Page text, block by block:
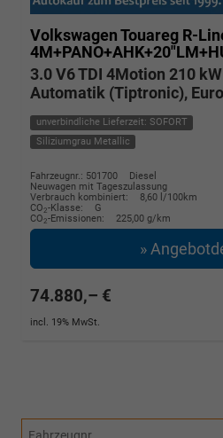
Volkswagen Touareg R-
3.0 V6 TDI 4Motion 210
Automatik (Tiptronic), Euro
unverbindliche Lieferzeit: SOFORT
Siliziumgrau Metallic
Fahrzeugnr.: 501700
Diesel
Neuwagen mit Tageszulassung
Verbrauch kombiniert:
8,60 l/100km
CO2-Klasse:
G
CO2-Emissionen: 225,00 g/km
»
74.880,– €
incl. 19% MwSt.
Fahrzeugnr.